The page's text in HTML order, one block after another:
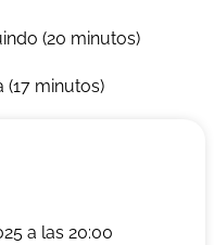
(20 minutos)
(17 minutos)
a las 20:00